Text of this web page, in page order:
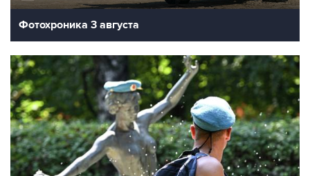
Фотохроника 3 августа